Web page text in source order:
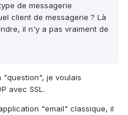
de messagerie
client de messagerie ? Là
il n'y a pas vraiment de
"question", je voulais
avec SSL.
"email" classique, il